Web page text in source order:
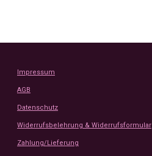
Impressum
AGB
Datenschutz
Widerrufsbelehrung & Widerrufsformular
Zahlung/Lieferung